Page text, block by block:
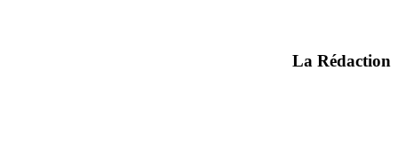
La Rédaction